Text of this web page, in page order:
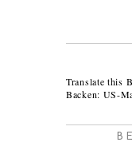
Translate this
Backen: US-